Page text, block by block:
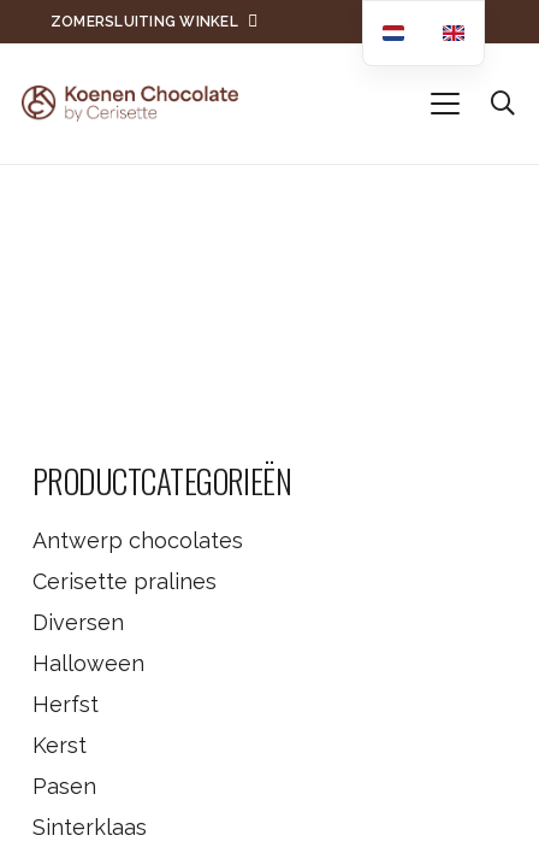
ZOMERSLUITING WINKEL
PRODUCTCATEGORIEËN
Antwerp chocolates
Cerisette pralines
Diversen
Halloween
Herfst
Kerst
Pasen
Sinterklaas